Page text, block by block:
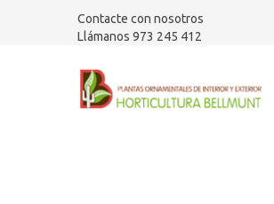
Contacte con nosotros
Llámanos 973 245 412